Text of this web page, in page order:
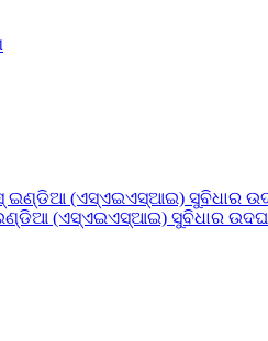
ଇଣ୍ଡିଆ (ଏସ୍ଏଇଏସ୍ଆଇ) ସୁବିଧାର